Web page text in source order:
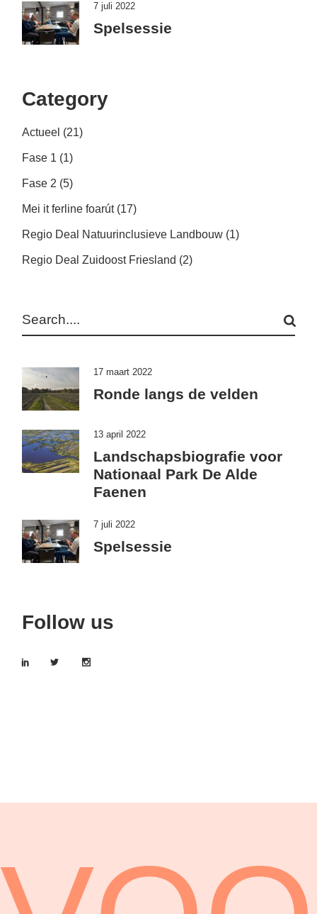
7 juli 2022
Spelsessie
Category
Actueel (21)
Fase 1 (1)
Fase 2 (5)
Mei it ferline foarút(17)
Regio Deal Natuurinclusieve Landbouw (1)
Regio Deal Zuidoost Friesland (2)
17 maart 2022
Ronde langs de velden
13 april 2022
Landschapsbiografie voor
Nationaal Park De Alde
Faenen
7 juli 2022
Spelsessie
Follow us